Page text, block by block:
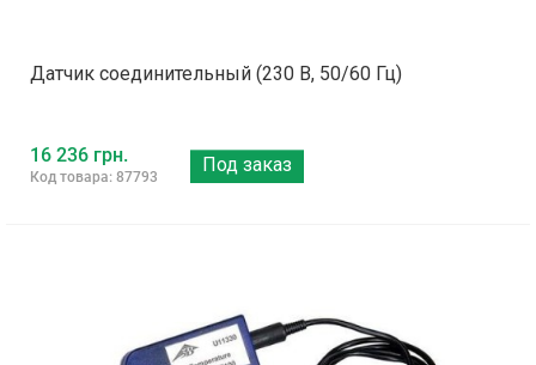
Датчик соединительный (230 В, 50/60 Гц)
16 236 грн.
Код товара: 87793
Под заказ